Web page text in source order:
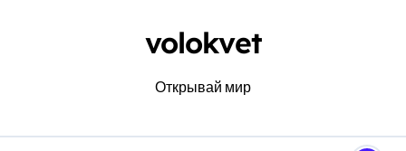
volokvet
Открывай мир